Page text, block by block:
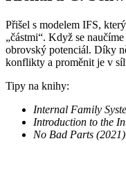
Přišel s modelem IFS,
„částmi“. Když se
obrovský potenciál. Díky
konflikty a proměnit je v
Tipy na knihy:
Internal Family
Introduction to the
No Bad Parts (2021)